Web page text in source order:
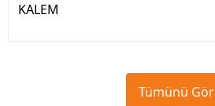
KALEM
Tümünü Gör